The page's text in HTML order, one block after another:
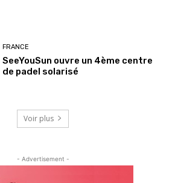
FRANCE
SeeYouSun ouvre un 4ème centre
de padel solarisé
Voir plus
- Advertisement -